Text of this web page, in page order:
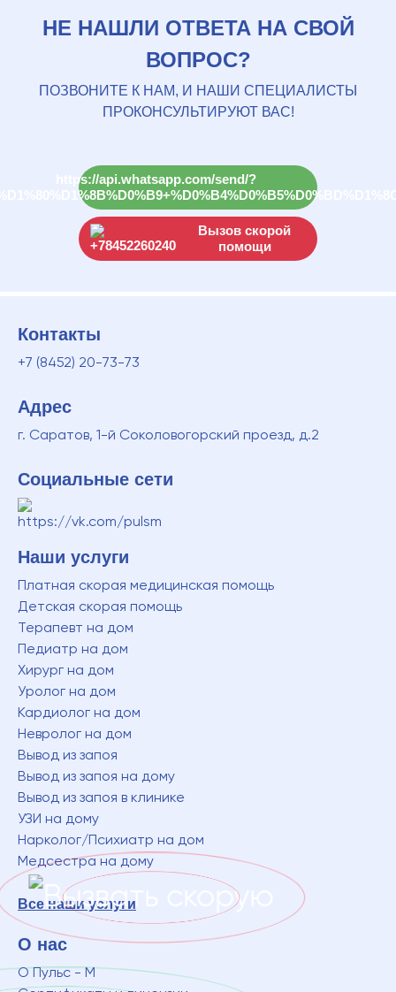
НЕ НАШЛИ ОТВЕТА НА СВОЙ
ВОПРОС?
ПОЗВОНИТЕ К НАМ, И НАШИ СПЕЦИАЛИСТЫ
ПРОКОНСУЛЬТИРУЮТ ВАС!
Вызов скорой
помощи
Контакты
+7 (8452) 20-73-73
Адрес
г. Саратов, 1-й Соколовогорский проезд, д.2
Социальные сети
Наши услуги
Платная скорая медицинская помощь
Детская скорая помощь
Терапевт на дом
Педиатр на дом
Хирург на дом
Уролог на дом
Кардиолог на дом
Невролог на дом
Вывод из запоя
Вывод из запоя на дому
Вывод из запоя в клинике
УЗИ на дому
Нарколог/Психиатр на дом
Медсестра на дому
Все наши услуги
О нас
О Пульс - М